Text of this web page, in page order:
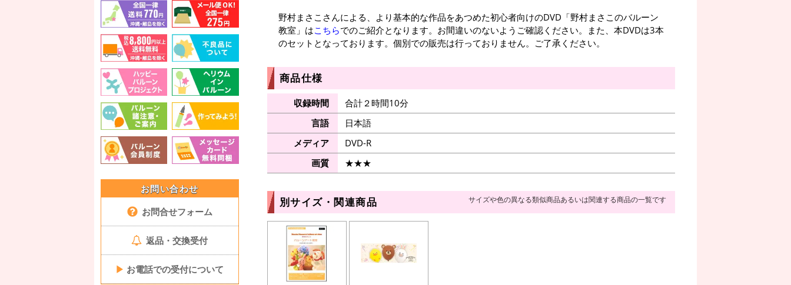
お問い合わせ
お問合せフォーム
返品・交換受付
▶ お電話での受付について
野村まさこさんによる、より基本的な作品をあつめた初心者向けのDVD「野村まさこのバルーン
教室」はこちらでのご紹介となります。お間違いのないようご確認ください。また、本DVDは3本
のセットとなっております。個別での販売は行っておりません。ご了承ください。
商品仕様
収録時間
合計２時間10分
言語
日本語
メディア
DVD-R
画質
★★★
別サイズ・関連商品 サイズや色の異なる類似商品あるいは関連する商品の一覧です